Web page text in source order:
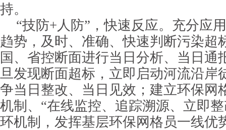
持。
“技防+人防”，快速反应。充分应
趋势，及时、准确、快速判断污染超
国、省控断面进行当日分析、当日通
旦发现断面超标，立即启动河流沿岸
争当日整改、当日见效；建立环保网
机制、“在线监控、追踪溯源、立即
环机制，发挥基层环保网格员一线优